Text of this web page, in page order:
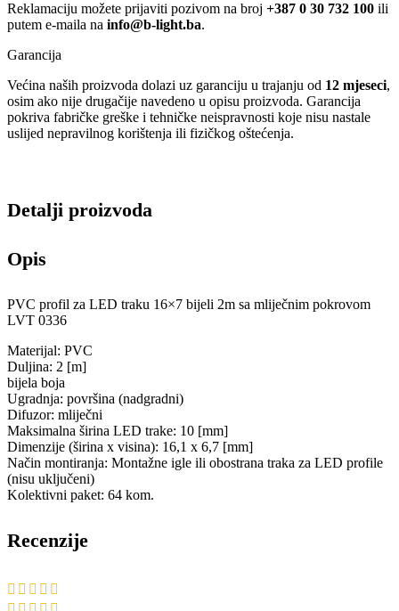
Reklamaciju možete prijaviti pozivom na broj +387 0 30 732 100 ili
putem e-maila na info@b-light.ba.
Garancija
Većina naših proizvoda dolazi uz garanciju u trajanju od 12 mjeseci,
osim ako nije drugačije navedeno u opisu proizvoda. Garancija
pokriva fabričke greške i tehničke neispravnosti koje nisu nastale
uslijed nepravilnog korištenja ili fizičkog oštećenja.
Detalji proizvoda
Opis
PVC profil za LED traku 16×7 bijeli 2m sa mliječnim pokrovom
LVT 0336
Materijal: PVC
Duljina: 2 [m]
bijela boja
Ugradnja: površina (nadgradni)
Difuzor: mliječni
Maksimalna širina LED trake: 10 [mm]
Dimenzije (širina x visina): 16,1 x 6,7 [mm]
Način montiranja: Montažne igle ili obostrana traka za LED profile
(nisu uključeni)
Kolektivni paket: 64 kom.
Recenzije